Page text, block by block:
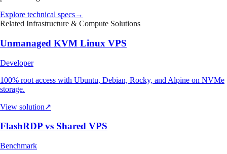
Explore technical specs→
Related Infrastructure & Compute Solutions
Unmanaged KVM Linux VPS
Developer
100% root access with Ubuntu, Debian, Rocky, and Alpine on NVMe
storage.
View solution↗
FlashRDP vs Shared VPS
Benchmark